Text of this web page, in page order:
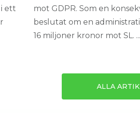
ett
mot GDPR. Som en
beslutat om en
16 miljoner kronor mot SL. ...
ALLA